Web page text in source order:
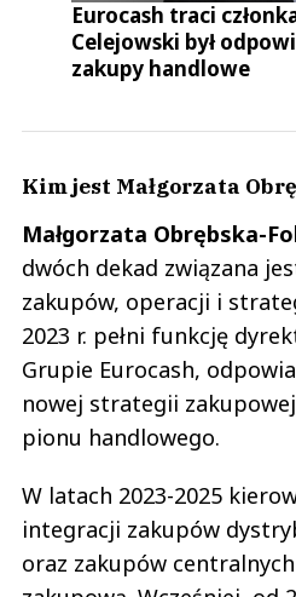
Eurocash traci
Celejowski był
zakupy handlowe
Kim jest Małgorzata
Małgorzata Obrębska-
dwóch dekad związana
zakupów, operacji i
2023 r. pełni funkcję
Grupie Eurocash,
nowej strategii
pionu handlowego.
W latach 2023-2025
integracji zakupów
oraz zakupów